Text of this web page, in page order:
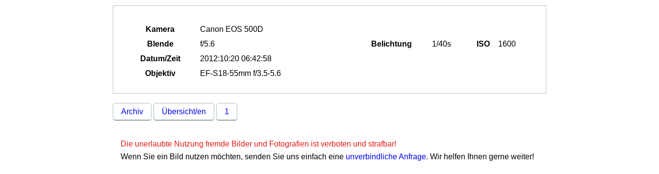
Kamera
Canon EOS 500D
Blende
f/5.6 Belichtung 1/40s ISO
1600
Datum/Zeit
2012:10:20 06:42:58
Objektiv
EF-S18-55mm f/3.5-5.6
Archiv Übersicht/en 1
Die unerlaubte Nutzung fremde Bilder und Fotografien ist verboten und strafbar!
Wenn Sie ein Bild nutzen möchten, senden Sie uns einfach eine unverbindliche Anfrage. Wir helfen Ihnen gerne weiter!